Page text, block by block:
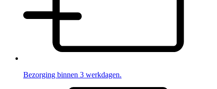
Bezorging binnen 3 werkdagen.